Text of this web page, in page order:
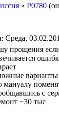
» P0780
Среда,
прощения
мануалу
с
~30 тыс